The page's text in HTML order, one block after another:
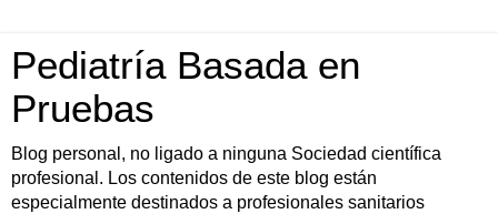
Pediatría Basada en
Pruebas
Blog personal, no ligado a ninguna Sociedad científica
profesional. Los contenidos de este blog están
especialmente destinados a profesionales sanitarios